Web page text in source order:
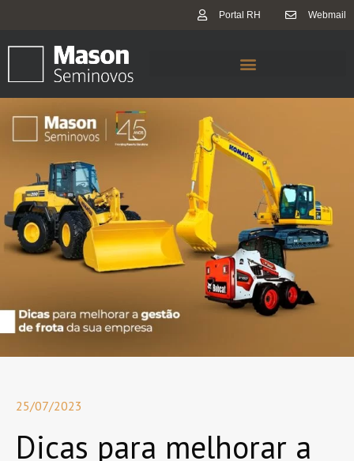
Portal RH Webmail
25/07/2023
Dicas para melhorar a